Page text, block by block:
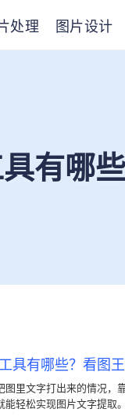
处理 图片设计
有哪些
具有哪些？看图
图里文字打出来的情况，
能轻松实现图片文字提取